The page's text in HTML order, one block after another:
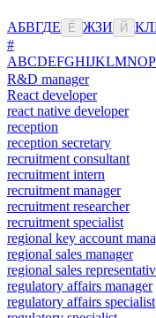
АБВГДЕ Ё ЖЗИ Й КЛ
#
ABCDEFGHIJKLMNOP
R&D manager
React developer
react native developer
reception
reception secretary
recruitment consultant
recruitment intern
recruitment manager
recruitment researcher
recruitment specialist
regional key account
regional sales manager
regional sales
regulatory affairs manager
regulatory affairs specialist